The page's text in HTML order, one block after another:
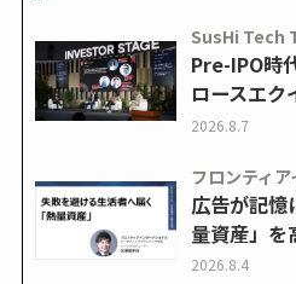
SusHi Tech
Pre-IPO時
ロースエク
2026.8.7
フロンティ
広告が記憶
量資産」
2026.8.4